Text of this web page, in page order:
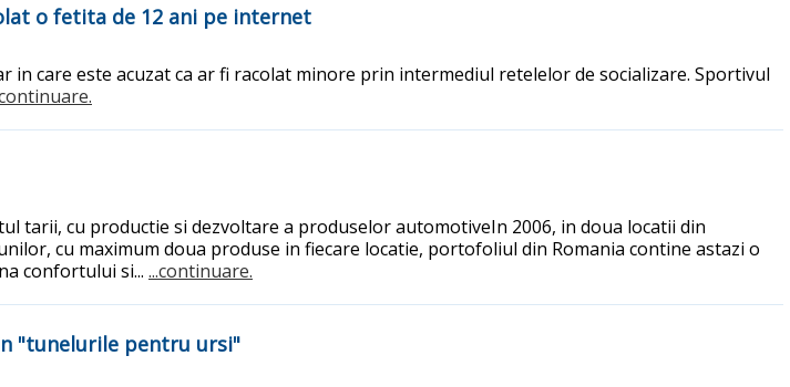
o fetita de 12 ani pe internet
care este acuzat ca ar fi racolat minore prin intermediul retelelor de socializare. Sportivul
tarii, cu productie si dezvoltare a produselor automotiveIn 2006, in doua locatii din
cu maximum doua produse in fiecare locatie, portofoliul din Romania contine astazi o
confortului si... ...continuare.
"tunelurile pentru ursi"